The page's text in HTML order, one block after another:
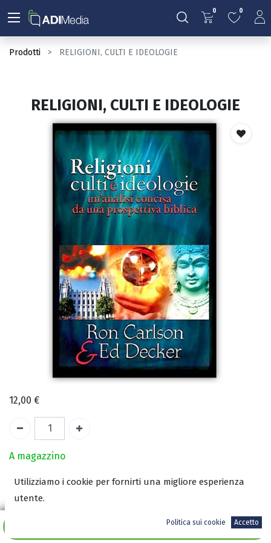
0 0
Prodotti RELIGIONI, CULTI E IDEOLOGIE
Aggiungi al carrello
RELIGIONI, CULTI E IDEOLOGIE
12,00 €
A magazzino
Autore:
Utilizziamo i cookie per fornirti una migliore esperienza
utente.
Politica sui cookie Accetto